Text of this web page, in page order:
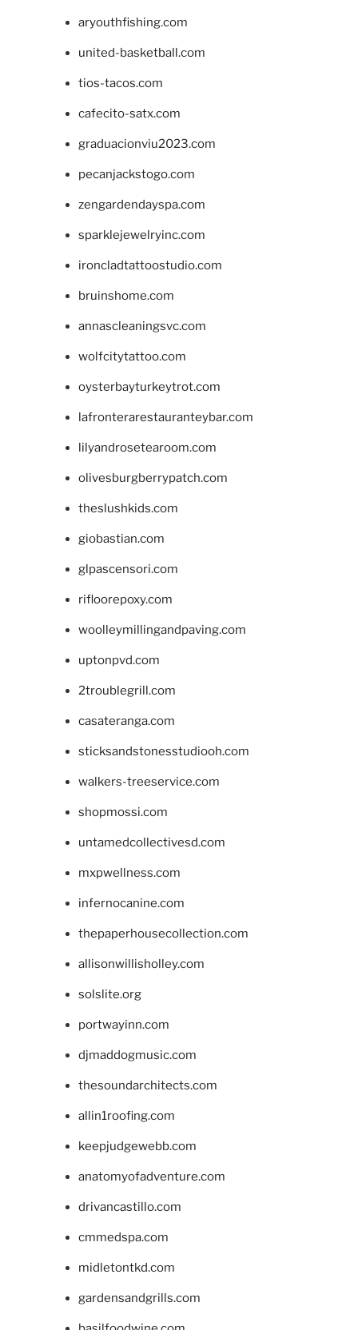
aryouthfishing.com
united-basketball.com
tios-tacos.com
cafecito-satx.com
graduacionviu2023.com
pecanjackstogo.com
zengardendayspa.com
sparklejewelryinc.com
ironcladtattoostudio.com
bruinshome.com
annascleaningsvc.com
wolfcitytattoo.com
oysterbayturkeytrot.com
lafronterarestauranteybar.com
lilyandrosetearoom.com
olivesburgberrypatch.com
theslushkids.com
giobastian.com
glpascensori.com
rifloorepoxy.com
woolleymillingandpaving.com
uptonpvd.com
2troublegrill.com
casateranga.com
sticksandstonesstudiooh.com
walkers-treeservice.com
shopmossi.com
untamedcollectivesd.com
mxpwellness.com
infernocanine.com
thepaperhousecollection.com
allisonwillisholley.com
solslite.org
portwayinn.com
djmaddogmusic.com
thesoundarchitects.com
allin1roofing.com
keepjudgewebb.com
anatomyofadventure.com
drivancastillo.com
cmmedspa.com
midletontkd.com
gardensandgrills.com